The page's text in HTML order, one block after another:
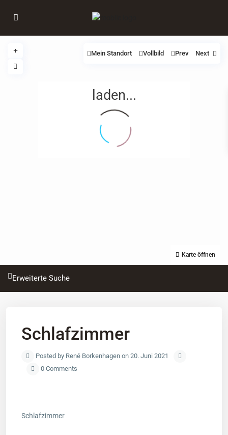
laden...
Karte öffnen
Mein Standort Vollbild Prev Next
Erweiterte Suche
Schlafzimmer
Posted by René Borkenhagen on 20. Juni 2021
0 Comments
Schlafzimmer